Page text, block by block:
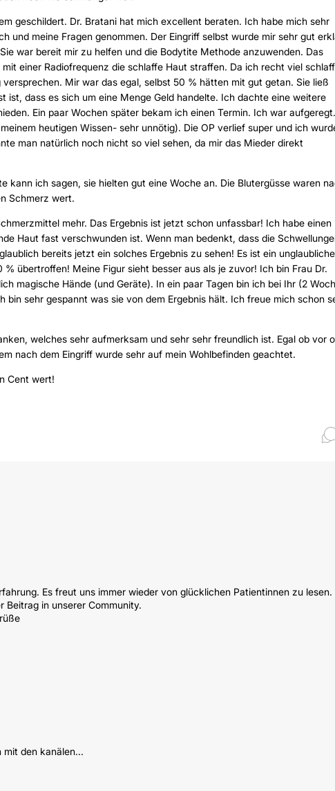
geschildert. Dr. Bratani hat mich excellent beraten. Ich habe mich sehr
und meine Fragen genommen. Der Eingriff selbst wurde mir sehr gut
war bereit mir zu helfen und die Bodytite Methode anzuwenden. Das
einer Radiofrequenz die schlaffe Haut straffen. Da ich recht viel
Mir war das egal, selbst 50 % hätten mit gut getan. Sie ließ
dass es sich um eine Menge Geld handelte. Ich dachte eine weitere
Ein paar Wochen später bekam ich einen Termin. Ich war aufgeregt.
heutigen Wissen- sehr unnötig). Die OP verlief super und ich
man natürlich noch nicht so viel sehen, da mir das Mieder direkt
kann ich sagen, sie hielten gut eine Woche an. Die Blutergüsse waren
Schmerz wert.
mehr. Das Ergebnis ist jetzt schon unfassbar! Ich habe einen
Haut fast verschwunden ist. Wenn man bedenkt, dass die
bereits jetzt ein solches Ergebnis zu sehen! Es ist ein
übertroffen! Meine Figur sieht besser aus als je zuvor! Ich bin Frau Dr.
magische Hände (und Geräte). In ein paar Tagen bin ich bei Ihr (2
bin sehr gespannt was sie von dem Ergebnis hält. Ich freue mich schon
welches sehr aufmerksam und sehr sehr freundlich ist. Egal ob vor
nach dem Eingriff wurde sehr auf mein Wohlbefinden geachtet.
Cent wert!
Es freut uns immer wieder von glücklichen Patientinnen zu lesen.
Beitrag in unserer Community.
den kanälen...